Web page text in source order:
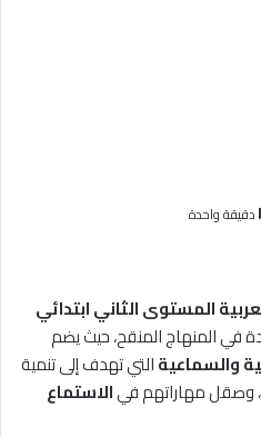
دقيقة واحدة
المستوى الثاني ابتدائي
في المنهاج المنقح، حيث يضم
والسماعيةالتي تهدف إلى تنمية
وصقل مهاراتهم فيالاستماع